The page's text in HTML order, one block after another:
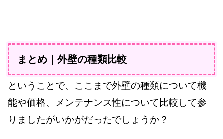
まとめ｜外壁の種類比較
ということで、ここまで外壁の種類について機
能や価格、メンテナンス性について比較して参
りましたがいかがだったでしょうか？